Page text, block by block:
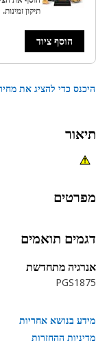
תיקון זמינות.
הוסף ציוד
כדי להציג את מחיר
תואמים
מתחדשת
בנושא אחריות
ההחזרות